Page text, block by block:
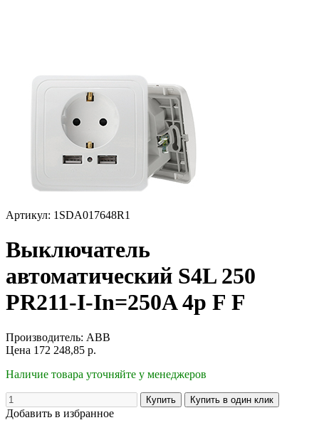
Артикул: 1SDA017648R1
Выключатель
автоматический S4L 250
PR211-I-In=250A 4p F F
Производитель: ABB
Цена 172 248,85 р.
Наличие товара уточняйте у менеджеров
Добавить в избранное